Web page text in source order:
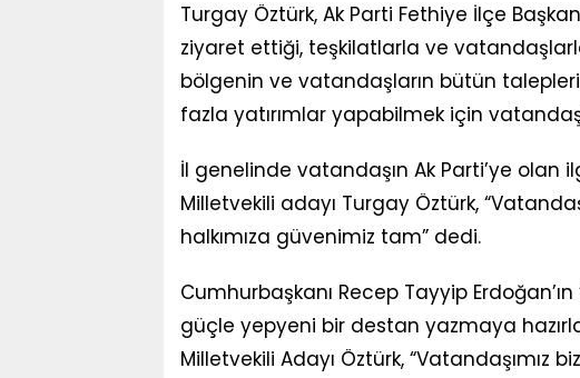
Turgay Öztürk, Ak Parti Fethiye İlçe
ziyaret ettiği, teşkilatlarla ve
bölgenin ve vatandaşların bütün
fazla yatırımlar yapabilmek için
İl genelinde vatandaşın Ak Parti’ye
Milletvekili adayı Turgay Öztürk,
halkımıza güvenimiz tam” dedi.
Cumhurbaşkanı Recep Tayyip Erdoğan’ın
güçle yepyeni bir destan yazmaya
Milletvekili Adayı Öztürk, “Vatandaşımız